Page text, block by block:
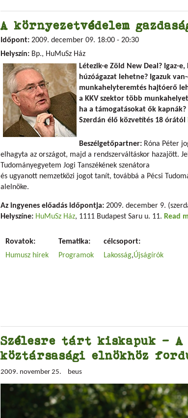
A környezetvédelem
Időpont: 2009. december 09. 18:00 - 20:30
Helyszín: Bp., HuMuSz Ház
Létezik-e Zöld New Deal? Igaz-
húzóágazat lehetne? Igazuk
munkahelyteremtés hajtóerő
a KKV szektor több
ha a támogatásokat ők kapnák?
Szerdán élő közvetítés 18 órától
Beszélgetőpartner: Róna Péter
elhagyta az országot, majd a rendszerváltáskor hazajött.
Tudományegyetem Jogi Tanszékének szenátora
és ugyanott nemzetközi jogot tanít, továbbá a Pécsi
alelnöke.
Az ingyenes előadás időpontja: 2009. december 9.
Helyszíne: HuMuSz Ház, 1111 Budapest Saru u. 11. Read
Rovatok:
Humusz hírek
Tematika:
Programok
célcsoport:
Lakosság Újságírók
Szélesre tárt kiskapuk - A
köztársasági elnökhöz
2009. november 25. beus